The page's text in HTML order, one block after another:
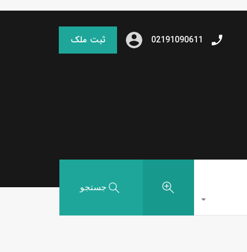
02191090611 ثبت ملک
جستجو